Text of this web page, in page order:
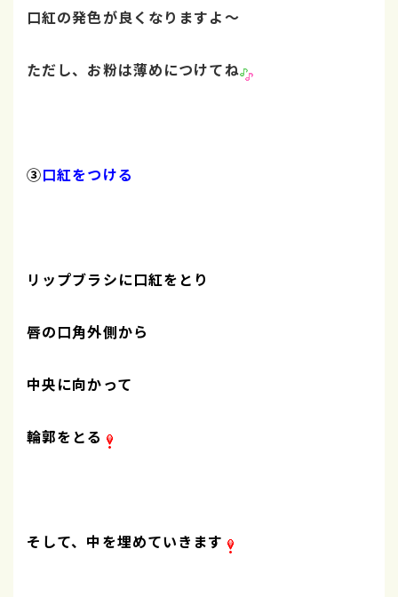
口紅の発色が良くなりますよ～
ただし、お粉は薄めにつけてね
③口紅をつける
リップブラシに口紅をとり
唇の口角外側から
中央に向かって
輪郭をとる
そして、中を埋めていきます